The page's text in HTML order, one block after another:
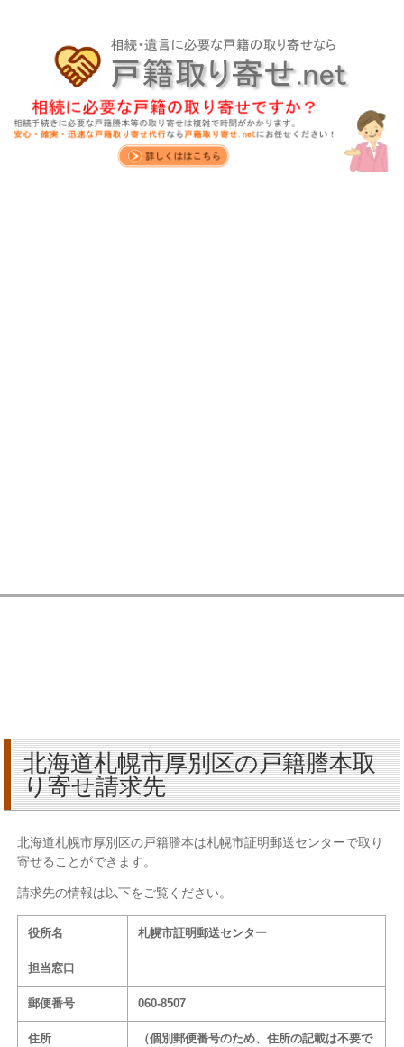
北海道札幌市厚別区の戸籍謄本取
り寄せ請求先
北海道札幌市厚別区の戸籍謄本は札幌市証明郵送センターで取り
寄せることができます。
請求先の情報は以下をご覧ください。
役所名 札幌市証明郵送センター
担当窓口
郵便番号 060-8507
住所
（個別郵便番号のため、住所の記載は不要で